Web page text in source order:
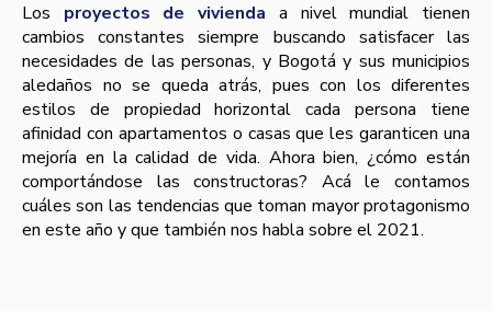
Los proyectos de vivienda a nivel mundial tienen
cambios constantes siempre buscando satisfacer las
necesidades de las personas, y Bogotá y sus municipios
aledaños no se queda atrás, pues con los diferentes
estilos de propiedad horizontal cada persona tiene
afinidad con apartamentos o casas que les garanticen una
mejoría en la calidad de vida. Ahora bien, ¿cómo están
comportándose las constructoras? Acá le contamos
cuáles son las tendencias que toman mayor protagonismo
en este año y que también nos habla sobre el 2021.